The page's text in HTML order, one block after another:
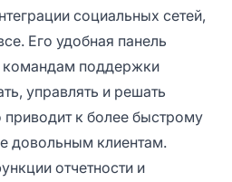
социальных сетей,
Его удобная панель
командам поддержки
управлять и решать
приводит к более быстрому
довольным клиентам.
отчетности и